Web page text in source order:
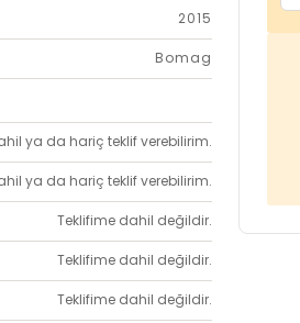
2015
Bomag
ya da hariç teklif verebilirim.
ya da hariç teklif verebilirim.
Teklifime dahil değildir.
Teklifime dahil değildir.
Teklifime dahil değildir.